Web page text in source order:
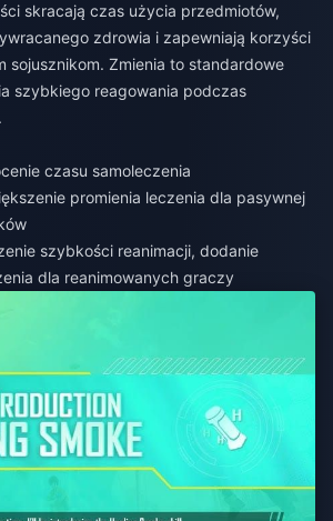
skracają czas użycia przedmiotów,
zdrowia i zapewniają korzyści
sojusznikom. Zmienia to standardowe
szybkiego reagowania podczas
czasu samoleczenia
promienia leczenia dla pasywnej
szybkości reanimacji, dodanie
dla reanimowanych graczy